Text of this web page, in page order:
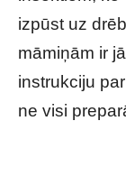
izpūst uz
māmiņām ir
instrukciju
ne visi